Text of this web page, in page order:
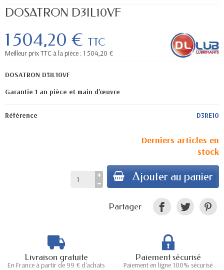
DOSATRON D3IL10VF
1 504,20 € TTC
Meilleur prix TTC à la pièce : 1 504,20 €
DOSATRON D3IL10VF
Garantie 1 an pièce et main d'œuvre
Référence D3RE10
Derniers articles en
stock
Ajouter au panier
Partager
Livraison gratuite
En France à partir de 99 € d'achats
Paiement sécurisé
Paiement en ligne 100% sécurisé